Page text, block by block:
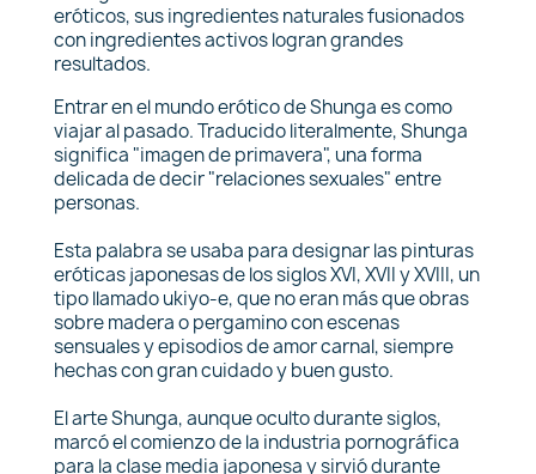
eróticos, sus ingredientes naturales fusionados
con ingredientes activos logran grandes
resultados.
Entrar en el mundo erótico de Shunga es como
viajar al pasado. Traducido literalmente, Shunga
significa "imagen de primavera", una forma
delicada de decir "relaciones sexuales" entre
personas.
Esta palabra se usaba para designar las pinturas
eróticas japonesas de los siglos XVI, XVII y XVIII, un
tipo llamado ukiyo-e, que no eran más que obras
sobre madera o pergamino con escenas
sensuales y episodios de amor carnal, siempre
hechas con gran cuidado y buen gusto.
El arte Shunga, aunque oculto durante siglos,
marcó el comienzo de la industria pornográfica
para la clase media japonesa y sirvió durante